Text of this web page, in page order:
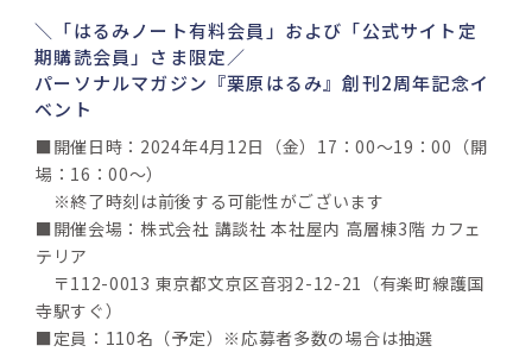
＼「はるみノート有料会員」および「公式サイト定
期購読会員」さま限定／
パーソナルマガジン『栗原はるみ』創刊2周年記念イ
ベント
■開催日時：2024年4月12日（金）17：00～19：00（開
場：16：00～）
※終了時刻は前後する可能性がございます
■開催会場：株式会社 講談社 本社屋内 高層棟3階 カフェ
テリア
〒112-0013 東京都文京区音羽2-12-21（有楽町線護国
寺駅すぐ）
■定員：110名（予定）※応募者多数の場合は抽選